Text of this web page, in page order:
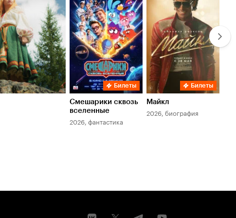
5.9
Билеты
Смешарики сквозь
вселенные
2026, фантастика
Билеты
Майкл
2026, биография